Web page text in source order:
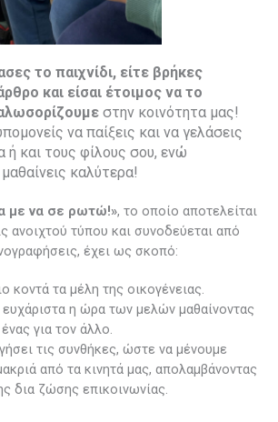
το παιχνίδι, είτε βρήκες
και είσαι έτοιμος να το
στην κοινότητα μας!
να παίξεις και να γελάσεις
ή και τους φίλους σου, ενώ
καλύτερα!
με να σε ρωτώ!», το οποίο αποτελείται
ανοιχτού τύπου και συνοδεύεται από
έχει ως σκοπό:
κοντά τα μέλη της οικογένειας.
η ώρα των μελών μαθαίνοντας
για τον άλλο.
τις συνθήκες, ώστε να μένουμε
από τα κινητά μας, απολαμβάνοντας
δια ζώσης επικοινωνίας.